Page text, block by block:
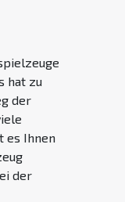
hat zu
der
es Ihnen
der